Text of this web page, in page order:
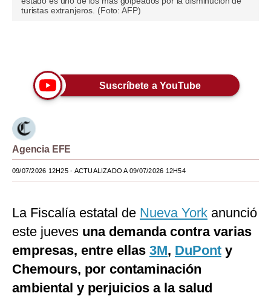
Moda
Estilos
Mundo
EEUU
México
Internacional
Tecnología
Club del Suscriptor
Mix
turistas extranjeros. (Foto: AFP)
Suscríbete a YouTube
Agencia EFE
09/07/2026 12H25- ACTUALIZADO A 09/07/2026 12H54
La Fiscalía estatal de Nueva York anunció
este jueves una demanda contra varias
empresas, entre ellas 3M, DuPont y
Chemours, por contaminación
ambiental y perjuicios a la salud